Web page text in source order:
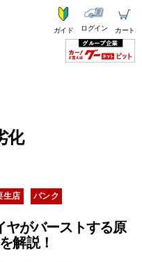
ガイド ログイン カート
化
生店 パンク
ヤがバーストする原
解説！